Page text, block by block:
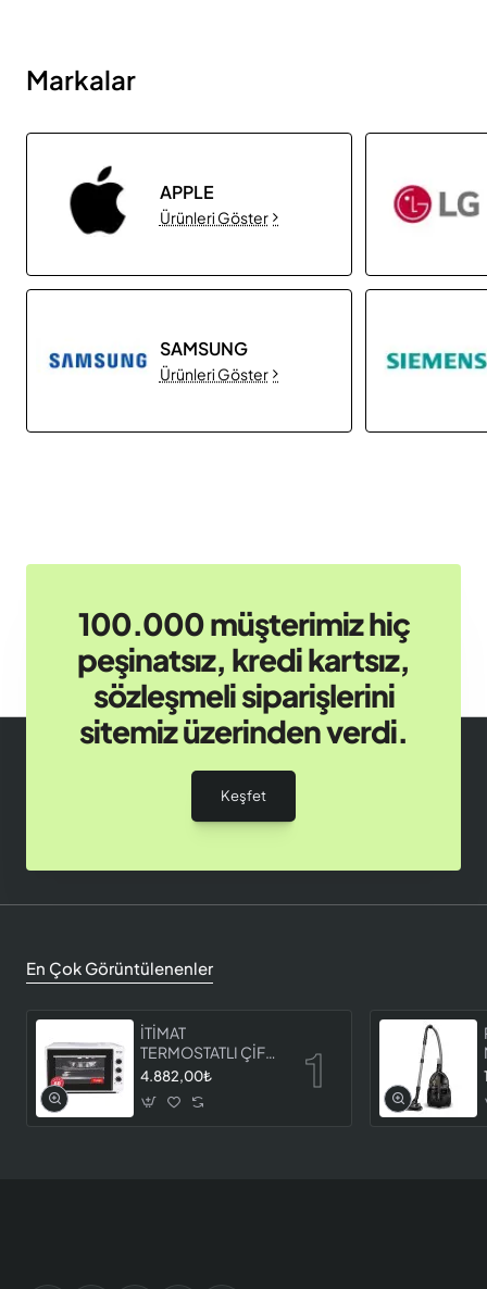
Markalar
APPLE
Ürünleri Göster
SAMSUNG
Ürünleri Göster
100.000 müşterimiz hiç
peşinatsız, kredi kartsız,
sözleşmeli siparişlerini
sitemiz üzerinden verdi.
Keşfet
En Çok Görüntülenenler
İTİMAT
TERMOSTATLI ÇİFT
CAMLI FIRIN 8060
4.882,00₺